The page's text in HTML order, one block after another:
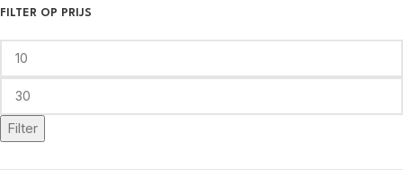
FILTER OP PRIJS
Filter